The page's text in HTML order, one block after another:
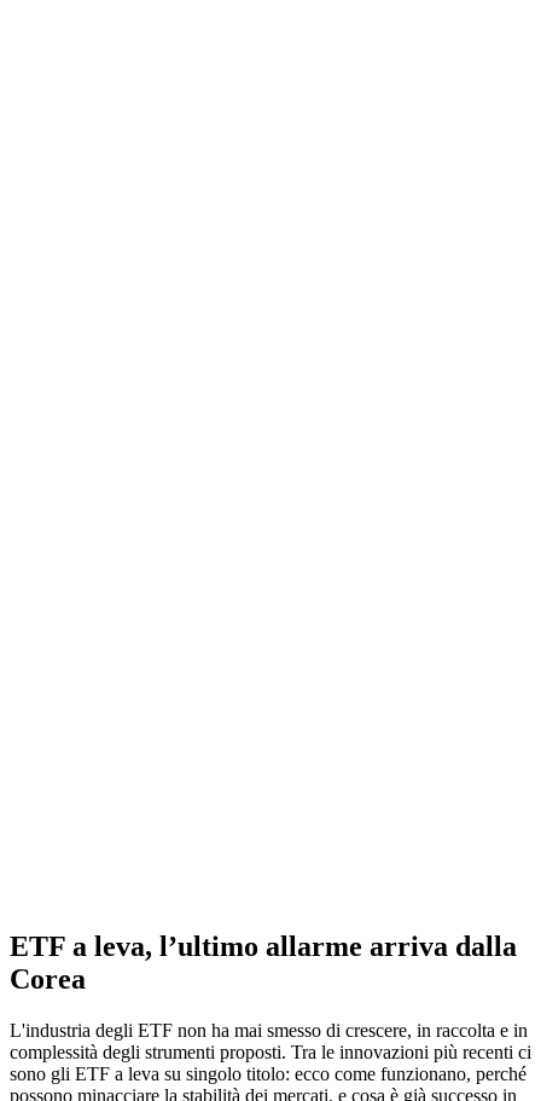
ETF a leva, l’ultimo allarme arriva dalla
Corea
L'industria degli ETF non ha mai smesso di crescere, in raccolta e in
complessità degli strumenti proposti. Tra le innovazioni più recenti ci
sono gli ETF a leva su singolo titolo: ecco come funzionano, perché
possono minacciare la stabilità dei mercati, e cosa è già successo in